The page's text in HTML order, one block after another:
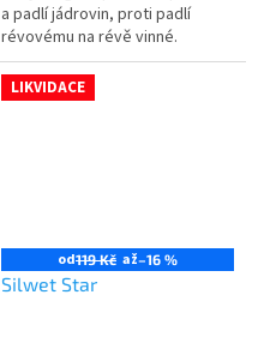
a padlí jádrovin, proti padlí
révovému na révě vinné.
LIKVIDACE
od119 Kč až–16 %
Silwet Star